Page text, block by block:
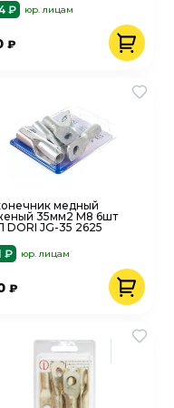
₽
юр. лицам
₽
медный
35мм2 М8 6шт
DORI JG-35 2625
₽
юр. лицам
₽